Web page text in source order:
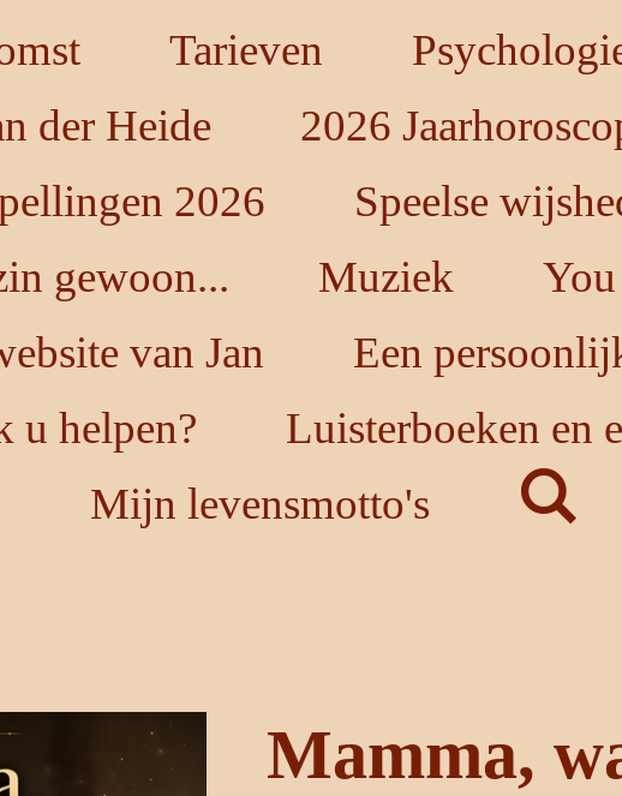
Tarieven
der Heide
2026
2026
Speelse
gewoon...
Muziek
van Jan
Een
u helpen?
Luisterboeken en
Mijn levensmotto's
Mamma,